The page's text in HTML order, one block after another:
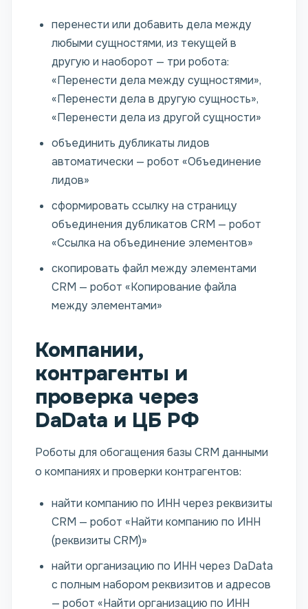
перенести или добавить дела между
любыми сущностями, из текущей в
другую и наоборот — три робота:
«Перенести дела между сущностями»,
«Перенести дела в другую сущность»,
«Перенести дела из другой сущности»
объединить дубликаты лидов
автоматически — робот «Объединение
лидов»
сформировать ссылку на страницу
объединения дубликатов CRM — робот
«Ссылка на объединение элементов»
скопировать файл между элементами
CRM — робот «Копирование файла
между элементами»
Компании,
контрагенты и
проверка через
DaData и ЦБ РФ
Роботы для обогащения базы CRM данными
о компаниях и проверки контрагентов:
найти компанию по ИНН через реквизиты
CRM — робот «Найти компанию по ИНН
(реквизиты CRM)»
найти организацию по ИНН через DaData
с полным набором реквизитов и адресов
— робот «Найти организацию по ИНН